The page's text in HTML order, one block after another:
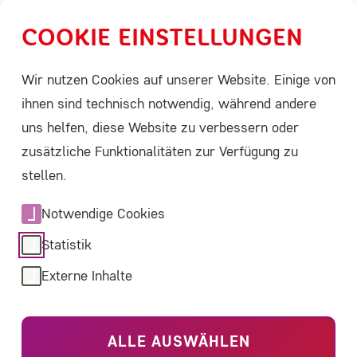
Leichte Sprache Suche
Home ACHSE bietet Aktuelles Detail
02.03.2026
Jubiläumsaussstellung
von "Selten allein" in
Dresden eröffnet
Am 27. Februar, am Vortag des Internationalen
COOKIE EINSTELLUNGEN
Wir nutzen Cookies auf unserer Website. Einige von
ihnen sind technisch notwendig, während andere
uns helfen, diese Website zu verbessern oder
zusätzliche Funktionalitäten zur Verfügung zu
stellen.
Notwendige Cookies
Statistik
Externe Inhalte
ALLE AUSWÄHLEN